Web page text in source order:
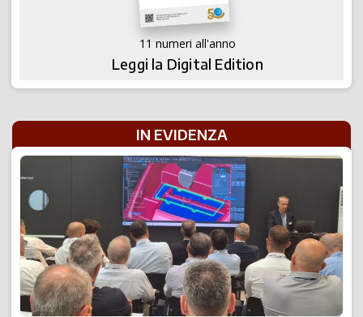
11 numeri all'anno
Leggi la Digital Edition
IN EVIDENZA